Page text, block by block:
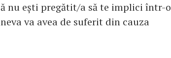
nu ești pregătit/a să te implici într-o
va avea de suferit din cauza